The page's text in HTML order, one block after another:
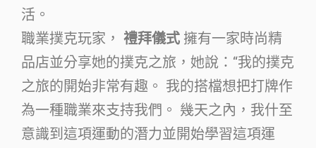
活。
職業撲克玩家， 禮拜儀式 擁有一家時尚精
品店並分享她的撲克之旅，她說：“我的撲克
之旅的開始非常有趣。 我的搭檔想把打牌作
為一種職業來支持我們。 幾天之內，我什至
意識到這項運動的潛力並開始學習這項運